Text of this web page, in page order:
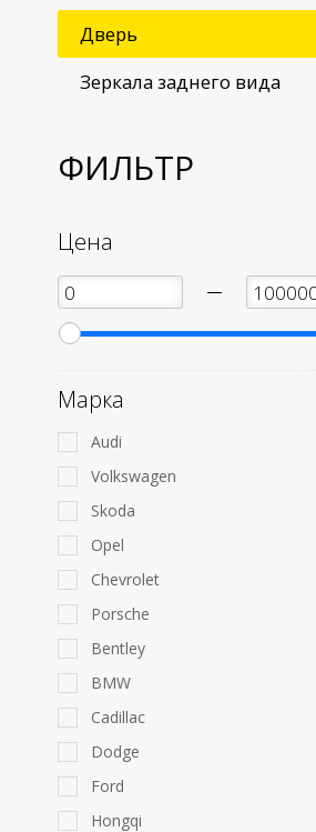
Дверь
Зеркала заднего вида
ФИЛЬТР
Цена
—
Марка
Audi
Volkswagen
Skoda
Opel
Chevrolet
Porsche
Bentley
BMW
Cadillac
Dodge
Ford
Hongqi